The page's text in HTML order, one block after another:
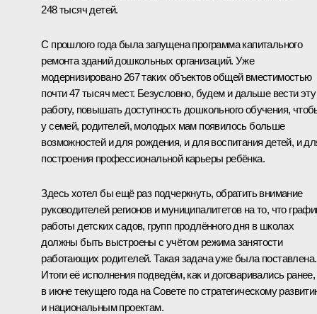
248 тысяч детей.
С прошлого года была запущена программа капитального
ремонта зданий дошкольных организаций. Уже
модернизировано 267 таких объектов общей вместимостью
почти 47 тысяч мест. Безусловно, будем и дальше вести эту
работу, повышать доступность дошкольного обучения,
у семей, родителей, молодых мам появилось больше
возможностей и для рождения, и для воспитания детей, и
построения профессиональной карьеры ребёнка.
Здесь хотел бы ещё раз подчеркнуть, обратить внимание
руководителей регионов и муниципалитетов на то, что
работы детских садов, групп продлённого дня в школах
должны быть выстроены с учётом режима занятости
работающих родителей. Такая задача уже была поставлена.
Итоги её исполнения подведём, как и договаривались ранее,
в июне текущего года на Совете по стратегическому
и национальным проектам.